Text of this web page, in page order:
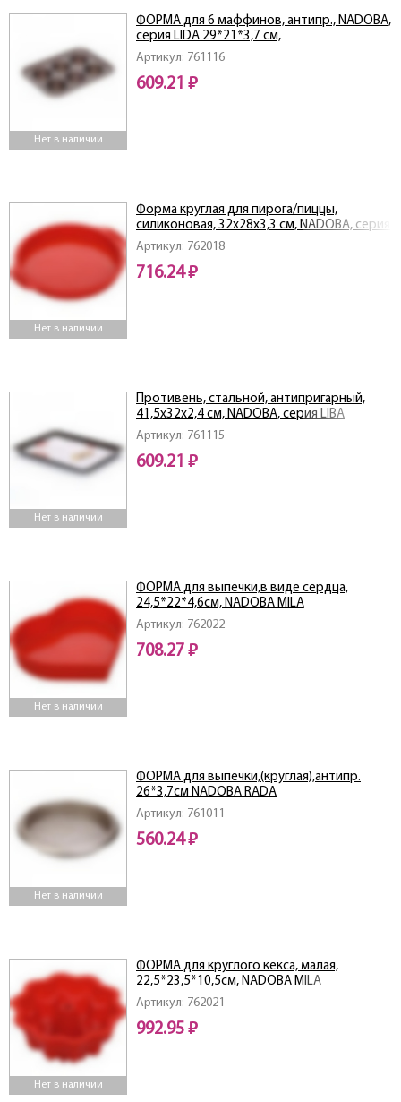
Нет в наличии
Артикул: 761116
ФОРМА для 6 маффинов, антипр., NADOBA,
серия LIDA 29*21*3,7 см,
609.21 ₽
Нет в наличии
Артикул: 762018
Форма круглая для пирога/пиццы,
силиконовая, 32x28x3,3 см, NADOBA, серия
MILA
716.24 ₽
Нет в наличии
Артикул: 761115
Противень, стальной, антипригарный,
41,5х32х2,4 см, NADOBA, серия LIBA
609.21 ₽
Нет в наличии
Артикул: 762022
ФОРМА для выпечки,в виде сердца,
24,5*22*4,6см, NADOBA MILA
708.27 ₽
Нет в наличии
Артикул: 761011
ФОРМА для выпечки,(круглая),антипр.
26*3,7см NADOBA RADA
560.24 ₽
Нет в наличии
Артикул: 762021
ФОРМА для круглого кекса, малая,
22,5*23,5*10,5см, NADOBA MILA
992.95 ₽